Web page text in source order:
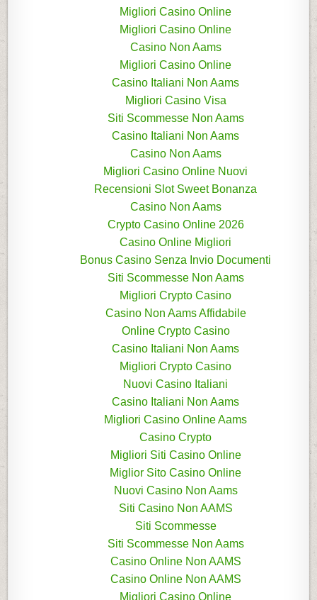
Migliori Casino Online
Migliori Casino Online
Casino Non Aams
Migliori Casino Online
Casino Italiani Non Aams
Migliori Casino Visa
Siti Scommesse Non Aams
Casino Italiani Non Aams
Casino Non Aams
Migliori Casino Online Nuovi
Recensioni Slot Sweet Bonanza
Casino Non Aams
Crypto Casino Online 2026
Casino Online Migliori
Bonus Casino Senza Invio Documenti
Siti Scommesse Non Aams
Migliori Crypto Casino
Casino Non Aams Affidabile
Online Crypto Casino
Casino Italiani Non Aams
Migliori Crypto Casino
Nuovi Casino Italiani
Casino Italiani Non Aams
Migliori Casino Online Aams
Casino Crypto
Migliori Siti Casino Online
Miglior Sito Casino Online
Nuovi Casino Non Aams
Siti Casino Non AAMS
Siti Scommesse
Siti Scommesse Non Aams
Casino Online Non AAMS
Casino Online Non AAMS
Migliori Casino Online